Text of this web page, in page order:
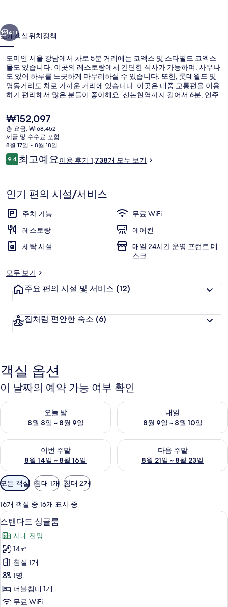
의
사
진
갤
러
리
41+
소개객실위치정책
도미인 서울 강남에서 차로 5분 거리에는 코엑스 및 스타필드 코엑스
몰도 있습니다. 이곳의 레스토랑에서 간단한 식사가 가능하며, 사우나
도 있어 하루를 느긋하게 마무리하실 수 있습니다. 또한, 롯데월드 및
명동거리도 차로 가까운 거리에 있습니다. 이곳은 대중 교통편을 이용
하기 편리해서 많은 분들이 좋아해요. 신논현역까지 걸어서 6분, 언주
현
재
가
격
은
₩152,097
₩152,097
총 요금: ₩168,452
세금 및 수수료 포함
8월 17일 ~ 8월 18일
이
용
기
9.410점 만점 중 9.4점.
최고예요이용 후기 1,738개 모두 보기
인기 편의 시설/서비스
주차 가능
무료 WiFi
레스토랑
에어컨
세탁 시설
매일 24시간 운영 프런트 데
스크
모두 보기
주요 편의 시설 및 서비스 (12)
집처럼 편안한 숙소 (6)
객실 옵션
이 날짜의 예약 가능 여부 확인
오늘 밤
8월 8일 ~ 8월 9일
오늘 밤 예약 가능 여부 확인, 8월 8일 ~ 8월 9일
내일
8월 9일 ~ 8월 10일
내일 예약 가능 여부 확인, 8월
이번 주말
8월 14일 ~ 8월 16일
이번 주말 예약 가능 여부 확인, 8월 14일 ~ 8월 16일
다음 주말
8월 21일 ~ 8월 23일
다음 주말 예약 가능 여부 확인
객
실
에
사
용
가
능
한
필
터
모든 객실 침대 1개 침대 2개
16개 객실 중 16개 표시 중
스
탠
다
드
싱
글
룸
객실 내 금고, 책상, 노트북 작업 공간,
5
스탠다드 싱글룸
시내 전망
14㎡
침실 1개
1명
더블침대 1개
무료 WiFi